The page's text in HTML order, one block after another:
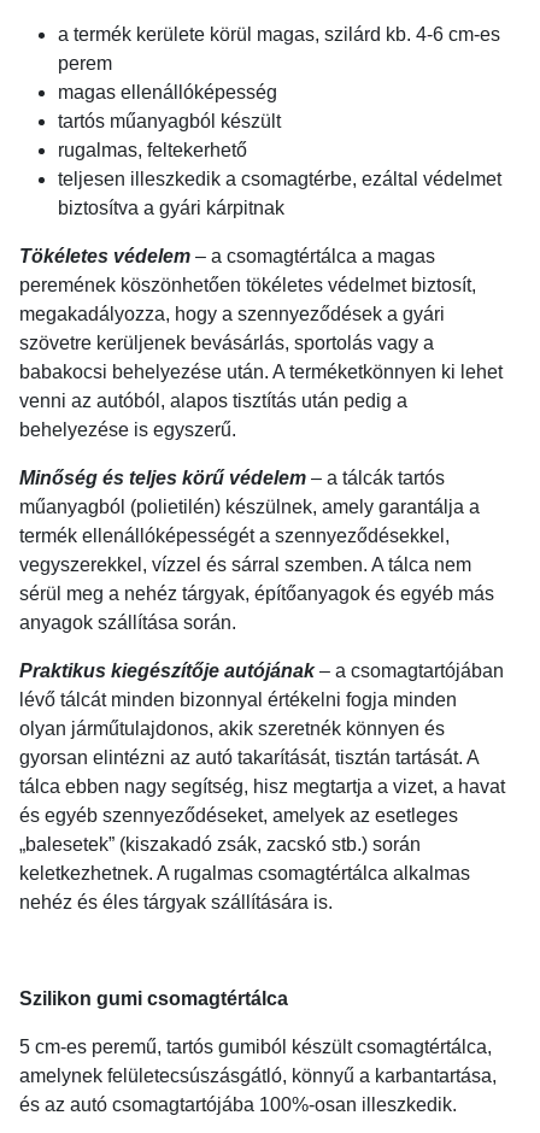
a termék kerülete körül magas, szilárd kb. 4-6 cm-es
perem
magas ellenállóképesség
tartós műanyagból készült
rugalmas, feltekerhető
teljesen illeszkedik a csomagtérbe, ezáltal védelmet
biztosítva a gyári kárpitnak
Tökéletes védelem – a csomagtértálca a magas
peremének köszönhetően tökéletes védelmet biztosít,
megakadályozza, hogy a szennyeződések a gyári
szövetre kerüljenek bevásárlás, sportolás vagy a
babakocsi behelyezése után. A terméketkönnyen ki lehet
venni az autóból, alapos tisztítás után pedig a
behelyezése is egyszerű.
Minőség és teljes körű védelem – a tálcák tartós
műanyagból (polietilén) készülnek, amely garantálja a
termék ellenállóképességét a szennyeződésekkel,
vegyszerekkel, vízzel és sárral szemben. A tálca nem
sérül meg a nehéz tárgyak, építőanyagok és egyéb más
anyagok szállítása során.
Praktikus kiegészítője autójának– a csomagtartójában
lévő tálcát minden bizonnyal értékelni fogja minden
olyan járműtulajdonos, akik szeretnék könnyen és
gyorsan elintézni az autó takarítását, tisztán tartását. A
tálca ebben nagy segítség, hisz megtartja a vizet, a havat
és egyéb szennyeződéseket, amelyek az esetleges
„balesetek” (kiszakadó zsák, zacskó stb.) során
keletkezhetnek. A rugalmas csomagtértálca alkalmas
nehéz és éles tárgyak szállítására is.
Szilikon gumi csomagtértálca
5 cm-es peremű, tartós gumiból készült csomagtértálca,
amelynek felületecsúszásgátló, könnyű a karbantartása,
és az autó csomagtartójába 100%-osan illeszkedik.